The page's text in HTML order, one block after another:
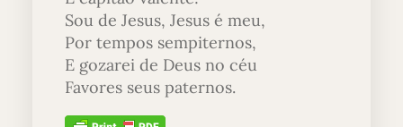
Sou de Jesus, Jesus é meu,
Por tempos sempiternos,
E gozarei de Deus no céu
Favores seus paternos.